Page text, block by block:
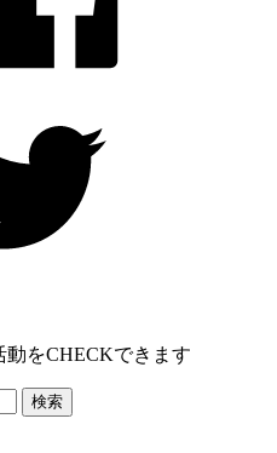
動をCHECKできます